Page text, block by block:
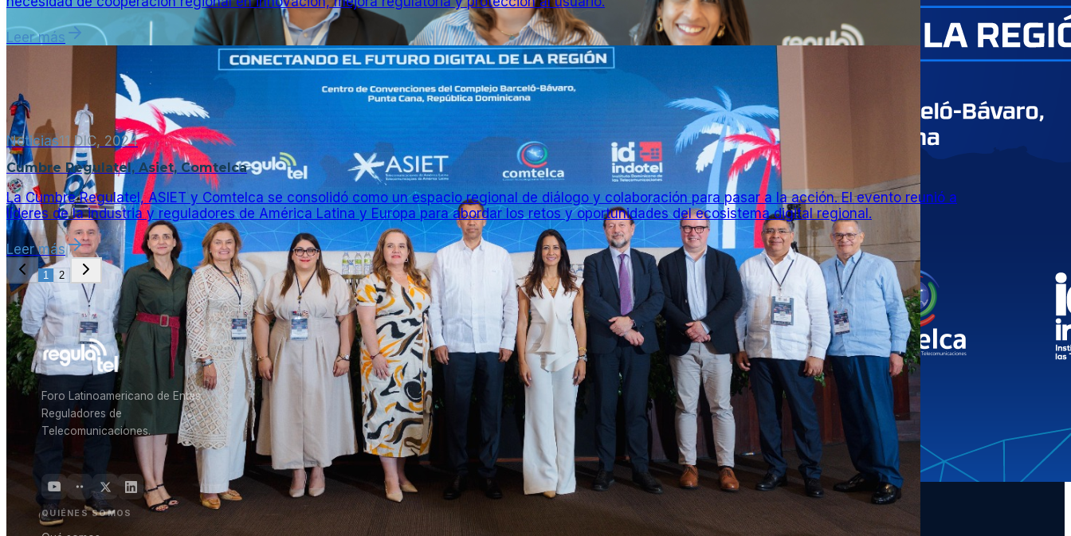
Leer más
Noticias11 DIC, 2024
Cumbre Regulatel, Asiet, Comtelca
La Cumbre Regulatel, ASIET y Comtelca se consolidó como un espacio regional de diálogo y colaboración para pasar a la acción. El evento reunió a
líderes de la industria y reguladores de América Latina y Europa para abordar los retos y oportunidades del ecosistema digital regional.
Leer más
1 2
Foro Latinoamericano de Entes
Reguladores de
Telecomunicaciones.
QUIÉNES SOMOS